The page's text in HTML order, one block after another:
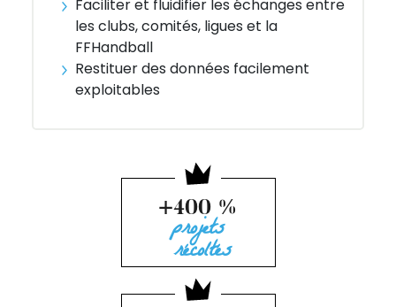
Faciliter et fluidifier les échanges entre
les clubs, comités, ligues et la
FFHandball
Restituer des données facilement
exploitables
+400 %
projets
récoltés